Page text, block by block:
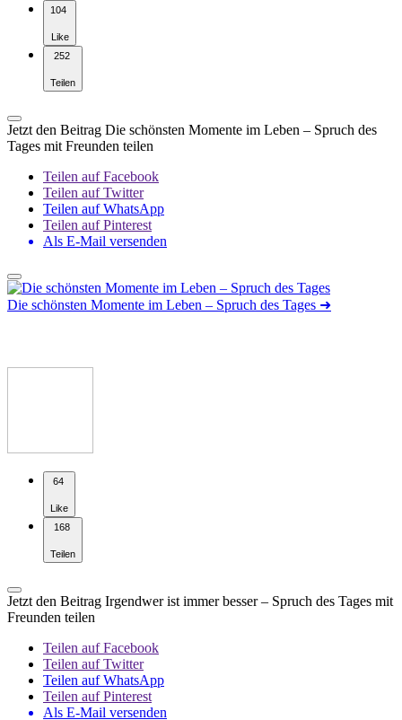
104
Like
252
Teilen
Jetzt den Beitrag Die schönsten Momente im Leben – Spruch des
Tages mit Freunden teilen
Teilen auf Facebook
Teilen auf Twitter
Teilen auf WhatsApp
Teilen auf Pinterest
Als E-Mail versenden
Die schönsten Momente im Leben – Spruch des Tages ➜
64
Like
168
Teilen
Jetzt den Beitrag Irgendwer ist immer besser – Spruch des Tages mit
Freunden teilen
Teilen auf Facebook
Teilen auf Twitter
Teilen auf WhatsApp
Teilen auf Pinterest
Als E-Mail versenden